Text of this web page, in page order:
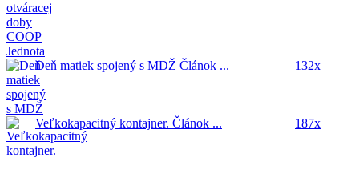
Deň matiek spojený s MDŽ Článok ... 132x
Veľkokapacitný kontajner. Článok ... 187x